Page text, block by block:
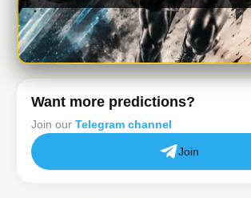
Want more predictions?
Join our Telegram channel
Join